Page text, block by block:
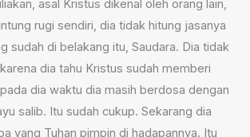
asal Kristus dikenal oleh orang lain,
rugi sendiri, dia tidak hitung jasanya
sudah di belakang itu, Saudara. Dia tidak
dia tahu Kristus sudah memberi
dia waktu dia masih berdosa dengan
salib. Itu sudah cukup. Sekarang dia
yang Tuhan pimpin di hadapannya. Itu